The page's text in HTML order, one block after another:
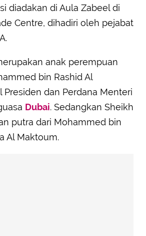
diadakan di Aula Zabeel di
Centre, dihadiri oleh pejabat
anak perempuan
bin Rashid Al
Presiden dan Perdana Menteri
Dubai. Sedangkan Sheikh
putra dari Mohammed bin
Al Maktoum.